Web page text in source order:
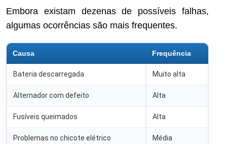
Embora existam dezenas de possíveis falhas,
algumas ocorrências são mais frequentes.
Causa Frequência
Bateria descarregada Muito alta
Alternador com defeito Alta
Fusíveis queimados Alta
Problemas no chicote elétrico Média